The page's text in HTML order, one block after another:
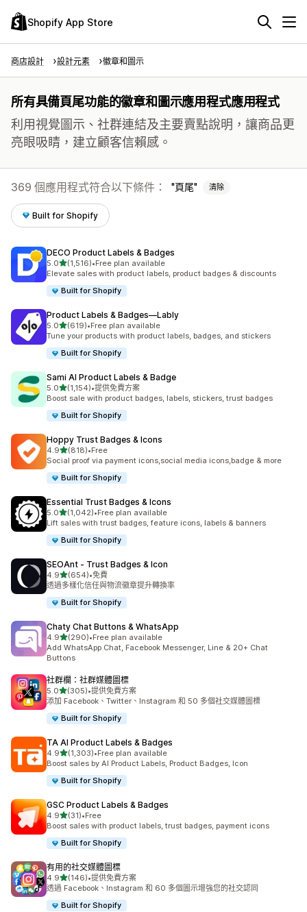
Shopify App Store
商店設計 設計元素 徽章和圖示
所有具備頁尾功能的徽章和圖示應用程式應用程式
利用視覺圖示、社群連結及主要賣點說明，讓商品更
亮眼吸睛，建立顧客信賴感。
369 個應用程式符合以下條件： 頁尾 清除
Built for Shopify
DECO Product Labels & Badges
5.0滿分 5 顆星
(1,516)
共有 1516 則評價
•Free plan available
Elevate sales with product labels, product badges & discounts
Built for Shopify
Product Labels & Badges—Lably
5.0滿分 5 顆星
(619)
共有 619 則評價
•Free plan available
Tune your products with product labels, badges, and stickers
Built for Shopify
Sami AI Product Labels & Badge
5.0滿分 5 顆星
(1,154)
共有 1154 則評價
•提供免費方案
Boost sale with product badges, labels, stickers, trust badges
Built for Shopify
Hoppy Trust Badges & Icons
4.9滿分 5 顆星
(818)
共有 818 則評價
•Free
Social proof via payment icons,social media icons,badge & more
Built for Shopify
Essential Trust Badges & Icons
5.0滿分 5 顆星
(1,042)
共有 1042 則評價
•Free plan available
Lift sales with trust badges, feature icons, labels & banners
Built for Shopify
SEOAnt ‑ Trust Badges & Icon
4.9滿分 5 顆星
(654)
共有 654 則評價
•免費
透過多樣化信任與物流徽章提升轉換率
Built for Shopify
Chaty Chat Buttons & WhatsApp
4.9滿分 5 顆星
(290)
共有 290 則評價
•Free plan available
Add WhatsApp Chat, Facebook Messenger, Line & 20+ Chat
Buttons
社群欄：社群媒體圖標
5.0滿分 5 顆星
(305)
共有 305 則評價
•提供免費方案
添加 Facebook、Twitter、Instagram 和 50 多個社交媒體圖標
Built for Shopify
TA AI Product Labels & Badges
4.9滿分 5 顆星
(1,303)
共有 1303 則評價
•Free plan available
Boost sales by AI Product Labels, Product Badges, Icon
Built for Shopify
GSC Product Labels & Badges
4.9滿分 5 顆星
(31)
共有 31 則評價
•Free
Boost sales with product labels, trust badges, payment icons
Built for Shopify
有用的社交媒體圖標
4.9滿分 5 顆星
(146)
共有 146 則評價
•提供免費方案
透過 Facebook、Instagram 和 60 多個圖示增強您的社交認同
Built for Shopify